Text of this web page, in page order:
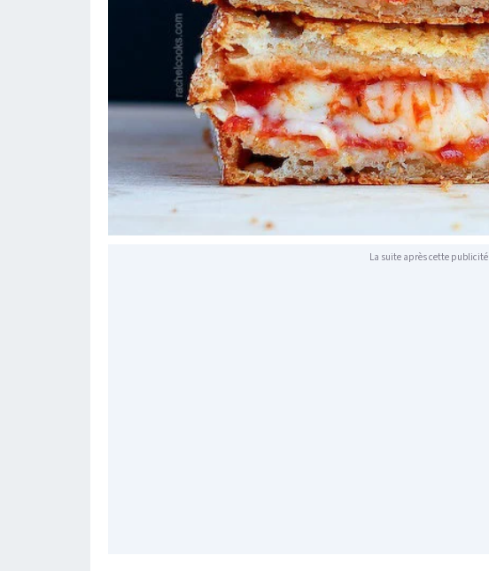
La suite après cette publicité